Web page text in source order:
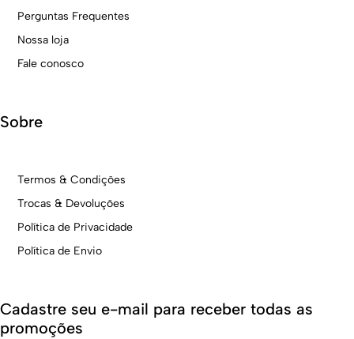
Perguntas Frequentes
Nossa loja
Fale conosco
Sobre
Termos & Condições
Trocas & Devoluções
Política de Privacidade
Política de Envio
Cadastre seu e-mail para receber todas as
promoções